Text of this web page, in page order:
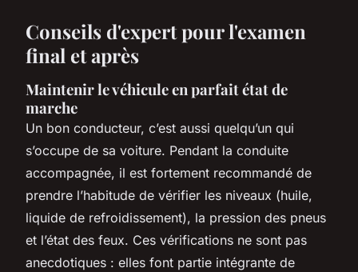
Conseils d'expert pour l'examen
final et après
Maintenir le véhicule en parfait état de
marche
Un bon conducteur, c’est aussi quelqu’un qui
s’occupe de sa voiture. Pendant la conduite
accompagnée, il est fortement recommandé de
prendre l’habitude de vérifier les niveaux (huile,
liquide de refroidissement), la pression des pneus
et l’état des feux. Ces vérifications ne sont pas
anecdotiques : elles font partie intégrante de